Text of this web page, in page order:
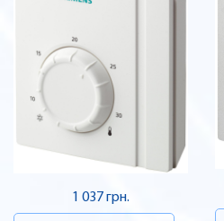
1 037 грн.